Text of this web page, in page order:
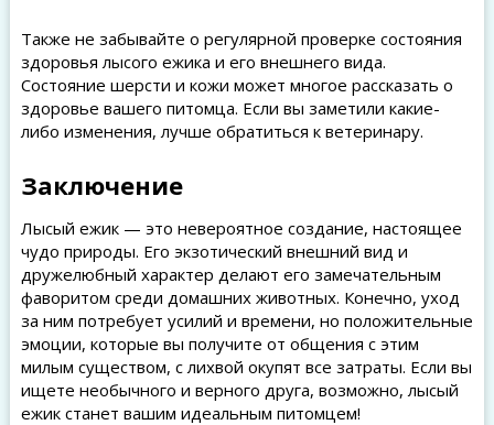
Также не забывайте о регулярной проверке состояния
здоровья лысого ежика и его внешнего вида.
Состояние шерсти и кожи может многое рассказать о
здоровье вашего питомца. Если вы заметили какие-
либо изменения, лучше обратиться к ветеринару.
Заключение
Лысый ежик — это невероятное создание, настоящее
чудо природы. Его экзотический внешний вид и
дружелюбный характер делают его замечательным
фаворитом среди домашних животных. Конечно, уход
за ним потребует усилий и времени, но положительные
эмоции, которые вы получите от общения с этим
милым существом, с лихвой окупят все затраты. Если вы
ищете необычного и верного друга, возможно, лысый
ежик станет вашим идеальным питомцем!